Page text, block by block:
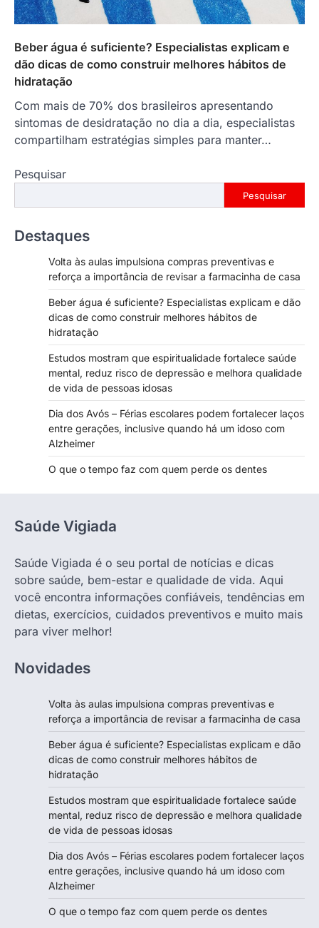
Beber água é suficiente? Especialistas explicam e
dão dicas de como construir melhores hábitos de
hidratação
Com mais de 70% dos brasileiros apresentando
sintomas de desidratação no dia a dia, especialistas
compartilham estratégias simples para manter…
Pesquisar
Pesquisar
Destaques
Volta às aulas impulsiona compras preventivas e
reforça a importância de revisar a farmacinha de casa
Beber água é suficiente? Especialistas explicam e dão
dicas de como construir melhores hábitos de
hidratação
Estudos mostram que espiritualidade fortalece saúde
mental, reduz risco de depressão e melhora qualidade
de vida de pessoas idosas
Dia dos Avós – Férias escolares podem fortalecer laços
entre gerações, inclusive quando há um idoso com
Alzheimer
O que o tempo faz com quem perde os dentes
Saúde Vigiada
Saúde Vigiada é o seu portal de notícias e dicas
sobre saúde, bem-estar e qualidade de vida. Aqui
você encontra informações confiáveis, tendências em
dietas, exercícios, cuidados preventivos e muito mais
para viver melhor!
Novidades
Volta às aulas impulsiona compras preventivas e
reforça a importância de revisar a farmacinha de casa
Beber água é suficiente? Especialistas explicam e dão
dicas de como construir melhores hábitos de
hidratação
Estudos mostram que espiritualidade fortalece saúde
mental, reduz risco de depressão e melhora qualidade
de vida de pessoas idosas
Dia dos Avós – Férias escolares podem fortalecer laços
entre gerações, inclusive quando há um idoso com
Alzheimer
O que o tempo faz com quem perde os dentes